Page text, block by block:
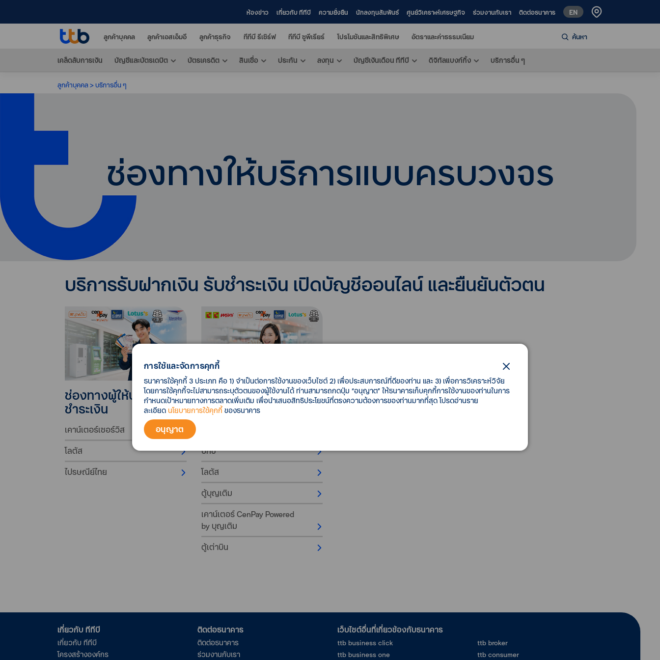
ห้องข่าว เกี่ยวกับ ทีทีบี ความยั่งยืน นักลงทุนสัมพันธ์ ศูนย์วิเคราะห์เศรษฐกิจ ร่วมงานกับเรา ติดต่อธนาคาร EN
ลูกค้าบุคคล ลูกค้าเอสเอ็มอี ลูกค้าธุรกิจ ทีทีบี รีเซิร์ฟ ทีทีบี ซูพีเรียร์ โปรโมชันและสิทธิพิเศษ อัตราและค่าธรรมเนียม ค้นหา
เคล็ดลับการเงิน บัญชีและบัตรเดบิต บัตรเครดิต สินเชื่อ ประกัน ลงทุน บัญชีเงินเดือน ทีทีบี ดิจิทัลแบงก์กิ้ง บริการอื่น ๆ
ลูกค้าบุคคล บริการอื่น ๆ
ช่องทางให้บริการแบบครบวงจร
บริการรับฝากเงิน รับชำระเงิน เปิดบัญชีออนไลน์ และยืนยันตัวตน
ช่องทางผู้ให้บริการรับ
ชำระเงิน
เคาน์เตอร์เซอร์วิส
โลตัส
ไปรษณีย์ไทย
ช่องทางผู้ให้บริการรับ
ฝากเงิน
บิ๊กซี
โลตัส
ตู้บุญเติม
เคาน์เตอร์ CenPay Powered
by บุญเติม
ตู้เต่าบิน
การใช้และจัดการคุกกี้
ธนาคารใช้คุกกี้ 3 ประเภท คือ 1) จำเป็นต่อการใช้งานของเว็บไซต์ 2) เพื่อประสบการณ์ที่ดีของท่าน และ 3) เพื่อการวิเคราะห์วิจัย
โดยการใช้คุกกี้จะไม่สามารถระบุตัวตนของผู้ใช้งานได้ ท่านสามารถกดปุ่ม “อนุญาต” ให้ธนาคารเก็บคุกกี้การใช้งานของท่านในการ
กำหนดเป้าหมายทางการตลาดเพิ่มเติม เพื่อนำเสนอสิทธิประโยชน์ที่ตรงความต้องการของท่านมากที่สุด โปรดอ่านราย
ละเอียด นโยบายการใช้คุกกี้ ของธนาคาร
อนุญาต
เกี่ยวกับ ทีทีบี
เกี่ยวกับ ทีทีบี
โครงสร้างองค์กร
ติดต่อธนาคาร
ติดต่อธนาคาร
ร่วมงานกับเรา
เว็บไซต์อื่นที่เกี่ยวข้องกับธนาคาร
ttb business click
ttb business one
ttb broker
ttb consumer